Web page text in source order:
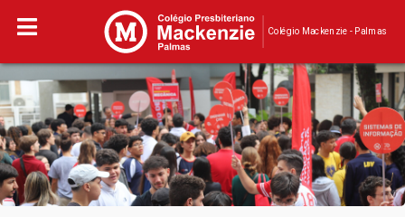
Colégio Mackenzie - Palmas